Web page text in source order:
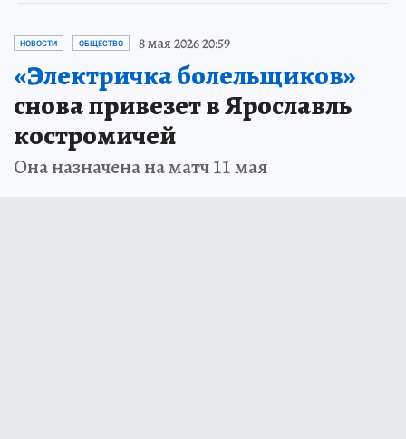
НОВОСТИ ОБЩЕСТВО 8 мая 2026 20:59
«Электричка болельщиков»
снова привезет в Ярославль
костромичей
Она назначена на матч 11 мая